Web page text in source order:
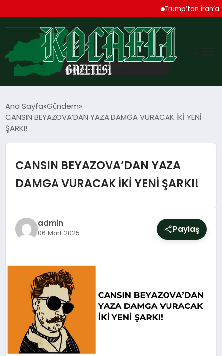
Trump’tan İran’a
TEKNOLOJI
SIYASET
DÜNYA
SAĞLIK
EĞITIM
Ana Sayfa Gündem
CANSIN BEYAZOVA’DAN YAZA DAMGA VURACAK İKİ YENİ
ŞARKI!
CANSIN BEYAZOVA’DAN YAZA
DAMGA VURACAK İKİ YENİ ŞARKI!
admin
06 Mart 2025 Paylaş